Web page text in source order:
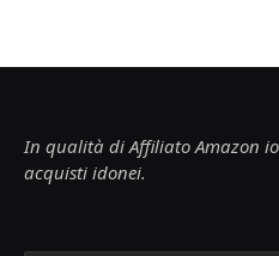
In qualità di Affiliato Amazon
acquisti idonei.